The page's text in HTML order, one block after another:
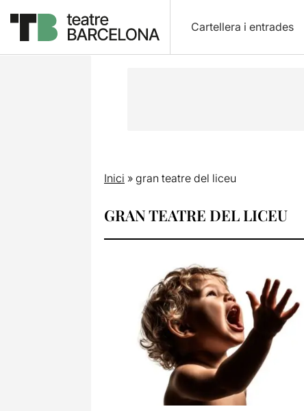
Cartellera i entrades
Inici » gran teatre del liceu
GRAN TEATRE DEL LICEU